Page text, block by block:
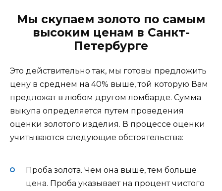
Мы скупаем золото по самым
высоким ценам в Санкт-
Петербурге
Это действительно так, мы готовы предложить
цену в среднем на 40% выше, той которую Вам
предложат в любом другом ломбарде. Сумма
выкупа определяется путем проведения
оценки золотого изделия. В процессе оценки
учитываются следующие обстоятельства:
Проба золота. Чем она выше, тем больше
цена. Проба указывает на процент чистого